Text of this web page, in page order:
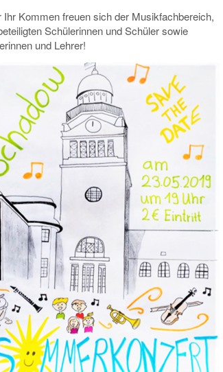
Ihr Kommen freuen sich der Musikfachbereich,
Schülerinnen und Schüler sowie
und Lehrer!